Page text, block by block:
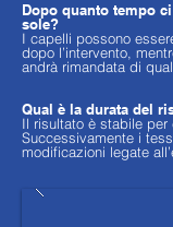
Dopo quanto tempo
sole?
I capelli possono
dopo l’intervento,
andrà rimandata di
Qual è la durata del
Il risultato è stabile per
Successivamente i
modificazioni legate